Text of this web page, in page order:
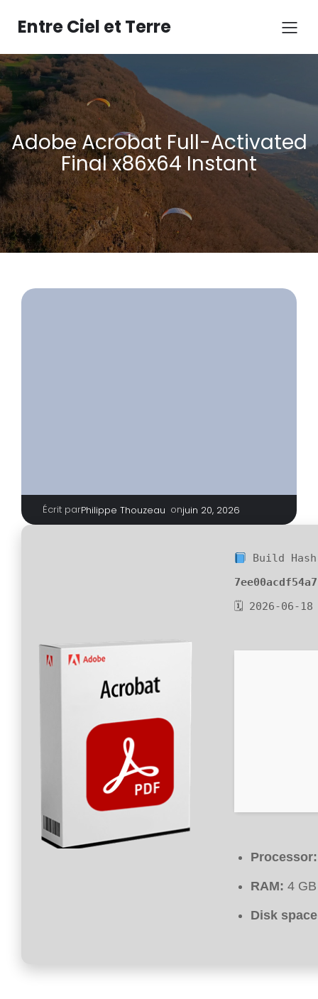
contenuEntre Ciel et Terre
Adobe Acrobat Full-Activated
Final x86x64 Instant
Écrit parPhilippe Thouzeau onjuin 20, 2026
Build
🗓 2026-06-18
Processor:
RAM: 4
Disk